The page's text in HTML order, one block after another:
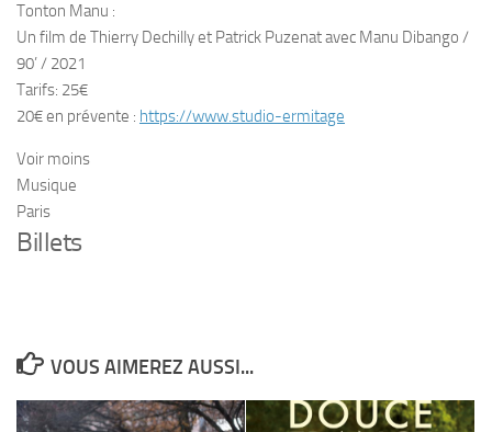
Tonton Manu :
Un film de Thierry Dechilly et Patrick Puzenat avec Manu Dibango /
90’ / 2021
Tarifs: 25€
20€ en prévente : https://www.studio-ermitage
Voir moins
Musique
Paris
Billets
VOUS AIMEREZ AUSSI...